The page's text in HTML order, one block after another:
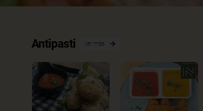
Antipasti Ver más